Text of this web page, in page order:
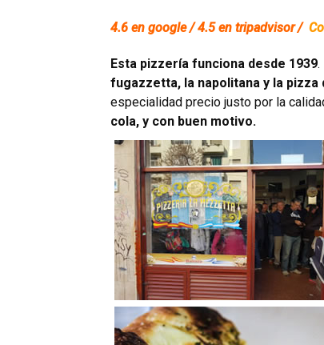
4.6 en google / 4.5 en tripadvisor /
Esta pizzería funciona desde 1939
fugazzetta, la napolitana y la pizza
especialidad precio justo por la
cola, y con buen motivo.